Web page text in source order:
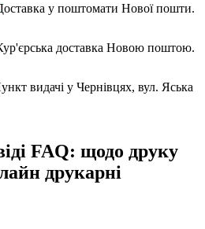
у поштомати Нової пошти.
доставка Новою поштою.
видачі у Чернівцях, вул. Яська
FAQ: щодо друку
друкарні